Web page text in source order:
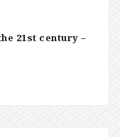
21st century –